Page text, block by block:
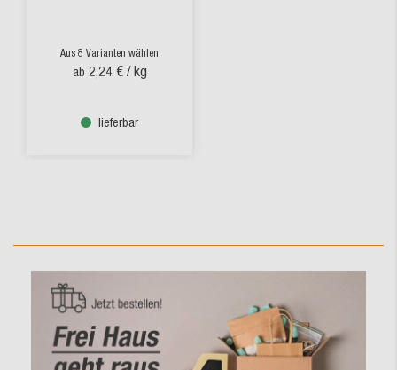
Aus 8 Varianten wählen
ab 2,24 € / kg
lieferbar